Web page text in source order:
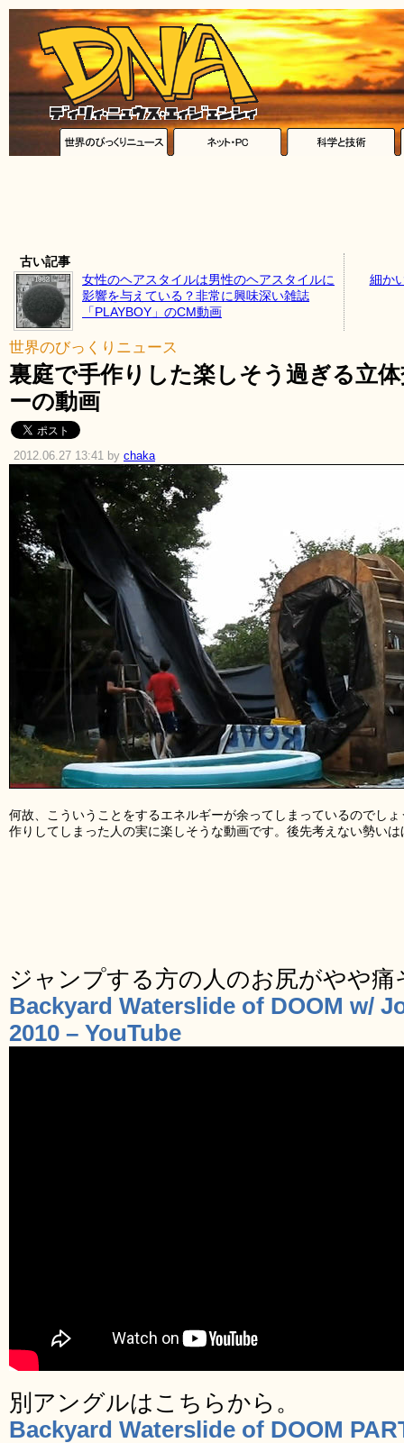
古い記事
女性のヘアスタイルは男性のヘアスタイルに
影響を与えている？非常に興味深い雑誌
「PLAYBOY」のCM動画
細か
世界のびっくりニュース
裏庭で手作りした楽しそう過ぎる立
ーの動画
2012.06.27 13:41 by chaka
何故、こういうことをするエネルギーが余ってしまっているのでし
作りしてしまった人の実に楽しそうな動画です。後先考えない勢い
ジャンプする方の人のお尻がやや痛
Backyard Waterslide of DOOM w/
2010 – YouTube
別アングルはこちらから。
Backyard Waterslide of DOOM